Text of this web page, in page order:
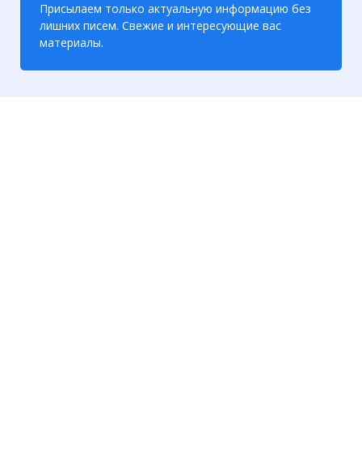
Присылаем только актуальную информацию без
лишних писем. Свежие и интересующие вас
материалы.